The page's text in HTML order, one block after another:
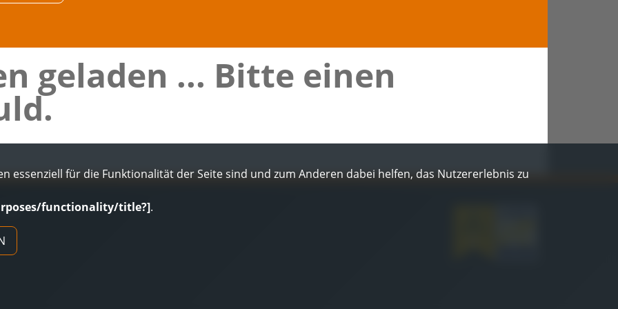
geladen ... Bitte einen
AGB
essenziell für die Funktionalität der Seite sind und zum Anderen dabei helfen, das Nutzererlebnis zu
functionality/title?].